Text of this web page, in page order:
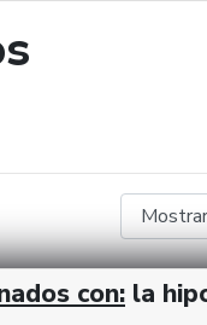
con: la